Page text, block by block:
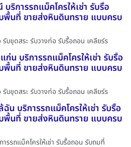
ริการรถแม็คโครให้เช่า รับรื้อ
นที่ ขายส่งหินดินทราย แบบครบ
รับขุดสระ รับวางท่อ รับรื้อถอน เคลียร์ร
ก่น บริการรถแม็คโครให้เช่า รับรื้อ
นที่ ขายส่งหินดินทราย แบบครบ
รับขุดสระ รับวางท่อ รับรื้อถอน เคลียร์ร
ฉัน บริการรถแม็คโครให้เช่า รับรื้อ
นที่ ขายส่งหินดินทราย แบบครบ
ารรถแม็คโครให้เช่า รับรื้อถอน รับถมที่